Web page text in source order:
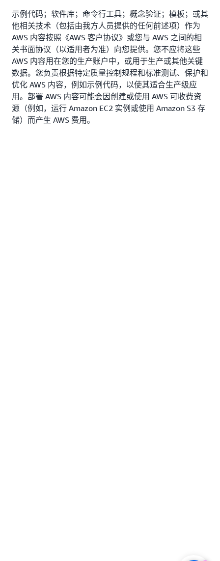
示例代码；软件库；命令行工具；概念验证；模板；或其
他相关技术（包括由我方人员提供的任何前述项）作为
AWS 内容按照《AWS 客户协议》或您与 AWS 之间的相
关书面协议（以适用者为准）向您提供。您不应将这些
AWS 内容用在您的生产账户中，或用于生产或其他关键
数据。您负责根据特定质量控制规程和标准测试、保护和
优化 AWS 内容，例如示例代码，以使其适合生产级应
用。部署 AWS 内容可能会因创建或使用 AWS 可收费资
源（例如，运行 Amazon EC2 实例或使用 Amazon S3 存
储）而产生 AWS 费用。